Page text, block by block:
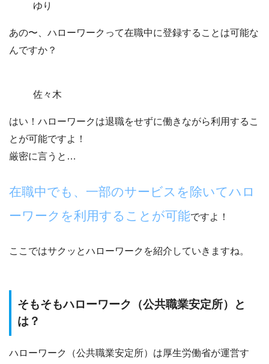
ゆり
あの〜、ハローワークって在職中に登録することは可能な
んですか？
佐々木
はい！ハローワークは退職をせずに働きながら利用するこ
とが可能ですよ！
厳密に言うと…
在職中でも、一部のサービスを除いてハロ
ーワークを利用することが可能ですよ！
ここではサクッとハローワークを紹介していきますね。
そもそもハローワーク（公共職業安定所）と
は？
ハローワーク（公共職業安定所）は厚生労働省が運営す